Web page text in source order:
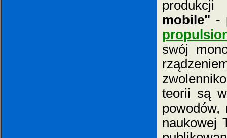
mobile" -
swój
teorii są
powodów,
naukowej